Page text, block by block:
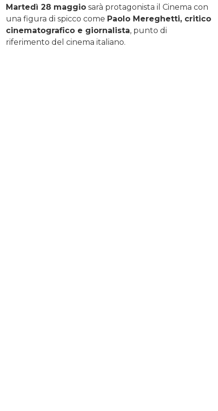
Martedì 28 maggio sarà protagonista il Cinema con
una figura di spicco come Paolo Mereghetti, critico
cinematografico e giornalista, punto di
riferimento del cinema italiano.